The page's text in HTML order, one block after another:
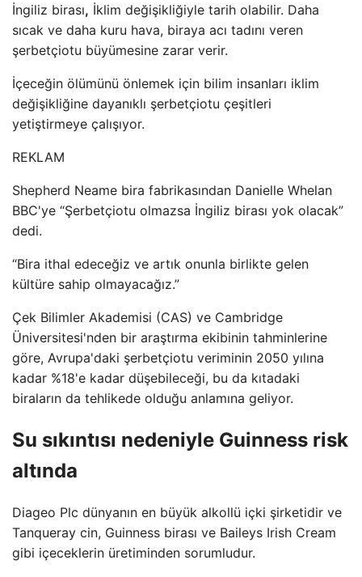
İngiliz birası, İklim değişikliğiyle tarih olabilir. Daha
sıcak ve daha kuru hava, biraya acı tadını veren
şerbetçiotu büyümesine zarar verir.
İçeceğin ölümünü önlemek için bilim insanları iklim
değişikliğine dayanıklı şerbetçiotu çeşitleri
yetiştirmeye çalışıyor.
REKLAM
Shepherd Neame bira fabrikasından Danielle Whelan
BBC'ye “Şerbetçiotu olmazsa İngiliz birası yok olacak”
dedi.
“Bira ithal edeceğiz ve artık onunla birlikte gelen
kültüre sahip olmayacağız.”
Çek Bilimler Akademisi (CAS) ve Cambridge
Üniversitesi'nden bir araştırma ekibinin tahminlerine
göre, Avrupa'daki şerbetçiotu veriminin 2050 yılına
kadar %18'e kadar düşebileceği, bu da kıtadaki
biraların da tehlikede olduğu anlamına geliyor.
Su sıkıntısı nedeniyle Guinness risk
altında
Diageo Plc dünyanın en büyük alkollü içki şirketidir ve
Tanqueray cin, Guinness birası ve Baileys Irish Cream
gibi içeceklerin üretiminden sorumludur.